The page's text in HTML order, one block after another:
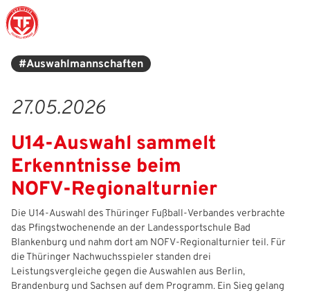
#Auswahlmannschaften
27.05.2026
U14‑Auswahl sammelt
Erkenntnisse beim
NOFV‑Regionalturnier
Die U14‑Auswahl des Thüringer Fußball‑Verbandes verbrachte
das Pfingstwochenende an der Landessportschule Bad
Blankenburg und nahm dort am NOFV‑Regionalturnier teil. Für
die Thüringer Nachwuchsspieler standen drei
Leistungsvergleiche gegen die Auswahlen aus Berlin,
Brandenburg und Sachsen auf dem Programm. Ein Sieg gelang
Geschäftsstelle
Chronik
Ehrentafel
Karriere
Partnerschaft
Sicherheit
Junioren
Juniorinnen
Kinderfußball
eSports
Eliteschulen
Erzieher und Lehrer
Veranstaltungskalender
DFB-Mobil
DFB-Masterplan
Vielfalt
Fair Play
Inklusion
Prävention
Newsletter
DFBnet
Passwesen
Vereinsangebote
Archiv